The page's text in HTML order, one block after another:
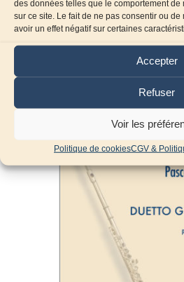
des données telles que le comportement
sur ce site. Le fait de ne pas consentir ou
avoir un effet négatif sur certaines
Accepter
Refuser
Voir les
Politique de cookiesCGV &
Cinq anneaux
Ajouter au